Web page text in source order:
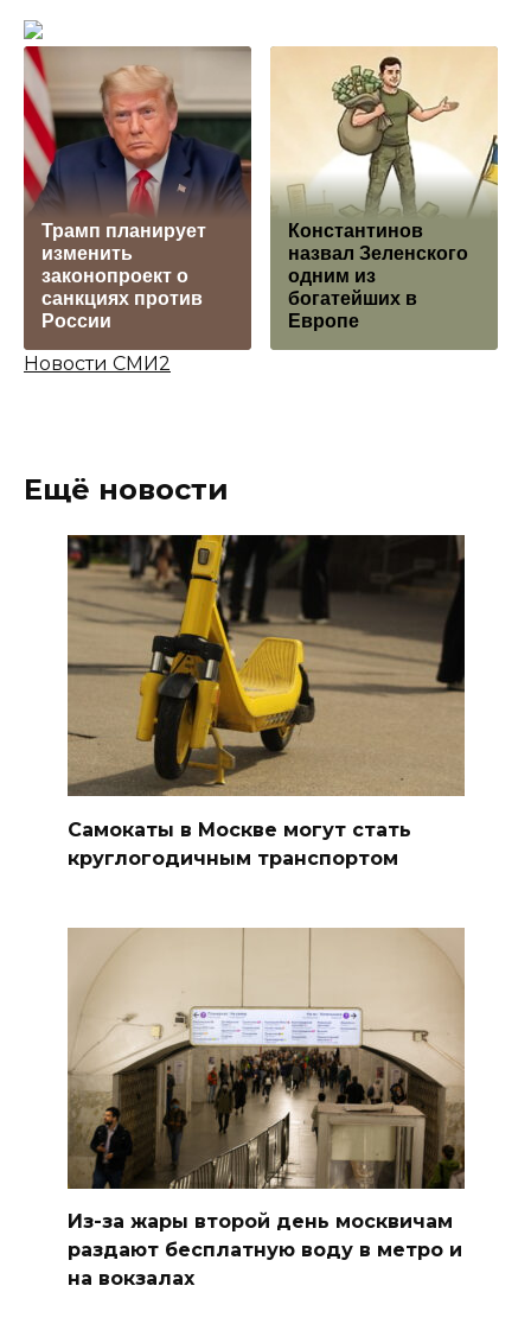
Трамп планирует
изменить
законопроект о
санкциях против
России
Константинов
назвал Зеленского
одним из
богатейших в
Европе
Новости СМИ2
Ещё новости
Самокаты в Москве могут стать
круглогодичным транспортом
Из-за жары второй день москвичам
раздают бесплатную воду в метро и
на вокзалах